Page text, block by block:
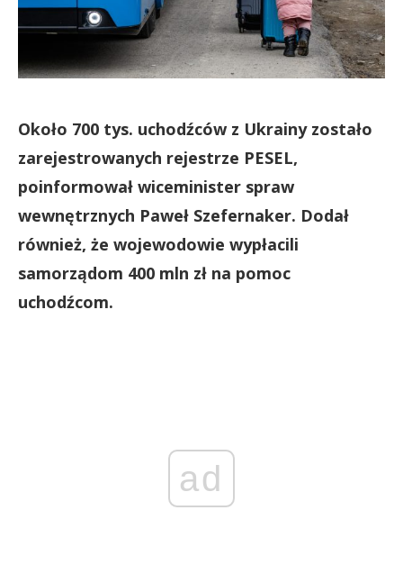
Około 700 tys. uchodźców z Ukrainy zostało
zarejestrowanych rejestrze PESEL,
poinformował wiceminister spraw
wewnętrznych Paweł Szefernaker. Dodał
również, że wojewodowie wypłacili
samorządom 400 mln zł na pomoc
uchodźcom.
ad